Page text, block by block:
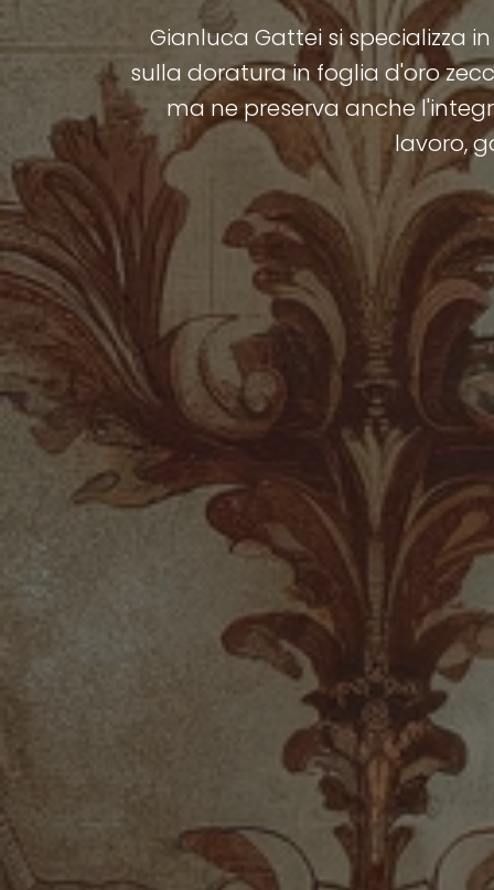
Gianluca Gattei si specializza
sulla doratura in foglia d'oro
ma ne preserva anche
lavoro,